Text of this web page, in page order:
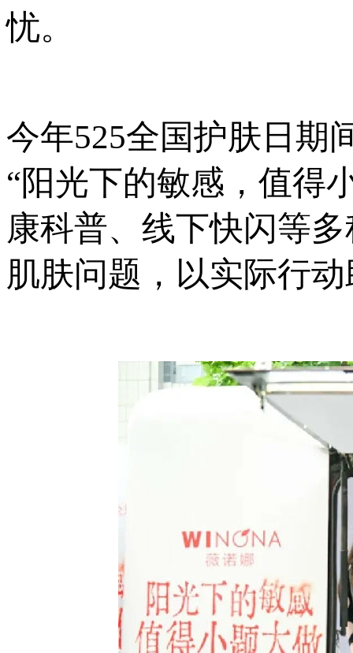
忧。
今年525全国护肤日期
“阳光下的敏感，值得
康科普、线下快闪等
肌肤问题，以实际行